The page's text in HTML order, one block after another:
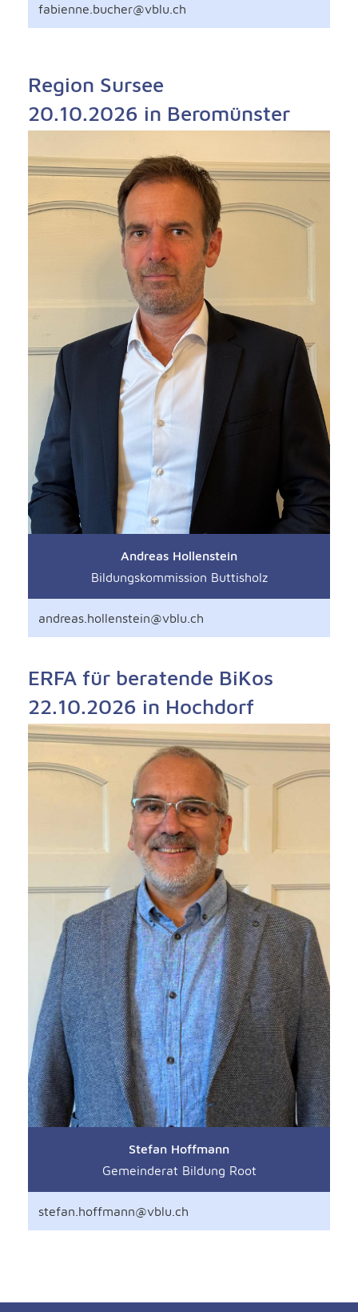
fabienne.bucher@vblu.ch
Region Sursee
20.10.2026 in Beromünster
Andreas Hollenstein
Bildungskommission Buttisholz
andreas.hollenstein@vblu.ch
ERFA für beratende BiKos
22.10.2026 in Hochdorf
Stefan Hoffmann
Gemeinderat Bildung Root
stefan.hoffmann@vblu.ch